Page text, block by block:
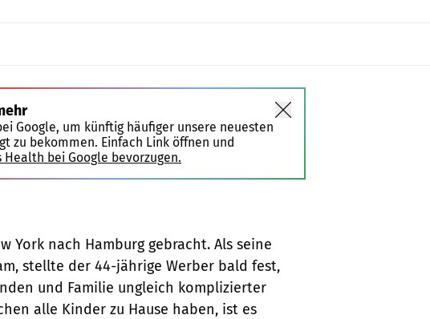
Google, um künftig häufiger unsere neuesten
zu bekommen. Einfach Link öffnen und
Health bei Google bevorzugen.
York nach Hamburg gebracht. Als seine
stellte der 44-jährige Werber bald fest,
und Familie ungleich komplizierter
alle Kinder zu Hause haben, ist es